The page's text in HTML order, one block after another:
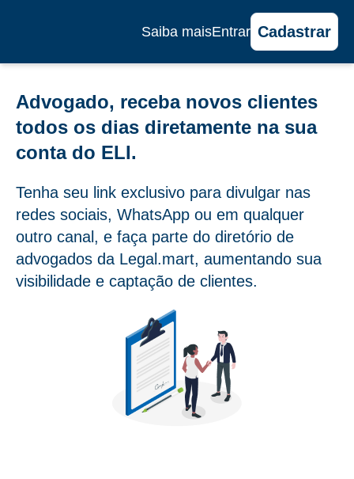
Saiba maisEntrar Cadastrar
Advogado, receba novos clientes
todos os dias diretamente na sua
conta do ELI.
Tenha seu link exclusivo para divulgar nas
redes sociais, WhatsApp ou em qualquer
outro canal, e faça parte do diretório de
advogados da Legal.mart, aumentando sua
visibilidade e captação de clientes.